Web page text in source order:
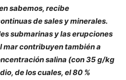
sabemos, recibe
de sales y minerales.
submarinas y las erupciones
mar contribuyen también a
salina (con 35 g/kg
de los cuales, el 80 %